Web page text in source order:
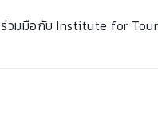
ร่วมมือกับ Institute for